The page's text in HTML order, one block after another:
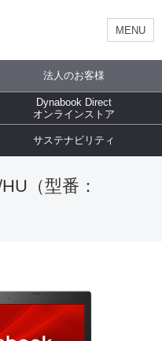
MENU
法人のお客様
Dynabook Direct
オンラインストア
サステナビリティ
（型番：